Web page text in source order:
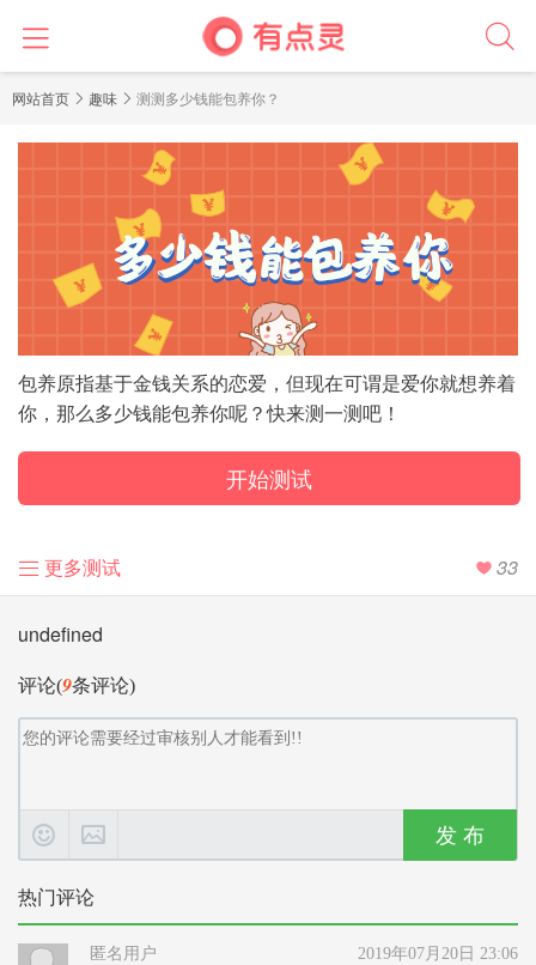
网站首页 趣味 测测多少钱能包养你？
言
包养原指基于金钱关系的恋爱，但现在可谓是爱你就想养着
你，那么多少钱能包养你呢？快来测一测吧！
开始测试
更多测试 33
undefined
评论(9条评论)
发 布
热门评论
匿名用户
2019年07月20日 23:06